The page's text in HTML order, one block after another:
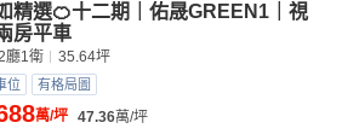
精選🍊十二期｜佑晟GREEN1｜視
房平車
廳1衛 35.64坪
位 有格局圖
萬/坪 47.36萬/坪